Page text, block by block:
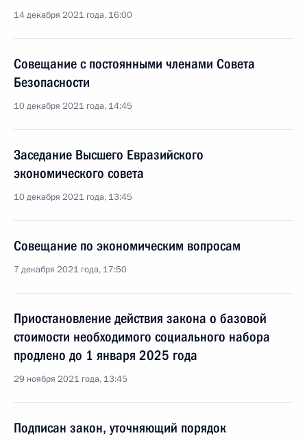
14 декабря 2021 года, 16:00
Совещание с постоянными членами Совета
Безопасности
10 декабря 2021 года, 14:45
Заседание Высшего Евразийского
экономического совета
10 декабря 2021 года, 13:45
Совещание по экономическим вопросам
7 декабря 2021 года, 17:50
Приостановление действия закона о базовой
стоимости необходимого социального набора
продлено до 1 января 2025 года
29 ноября 2021 года, 13:45
Подписан закон, уточняющий порядок